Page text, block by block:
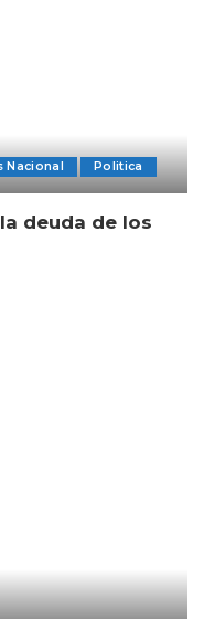
Nacional Politica
deuda de los